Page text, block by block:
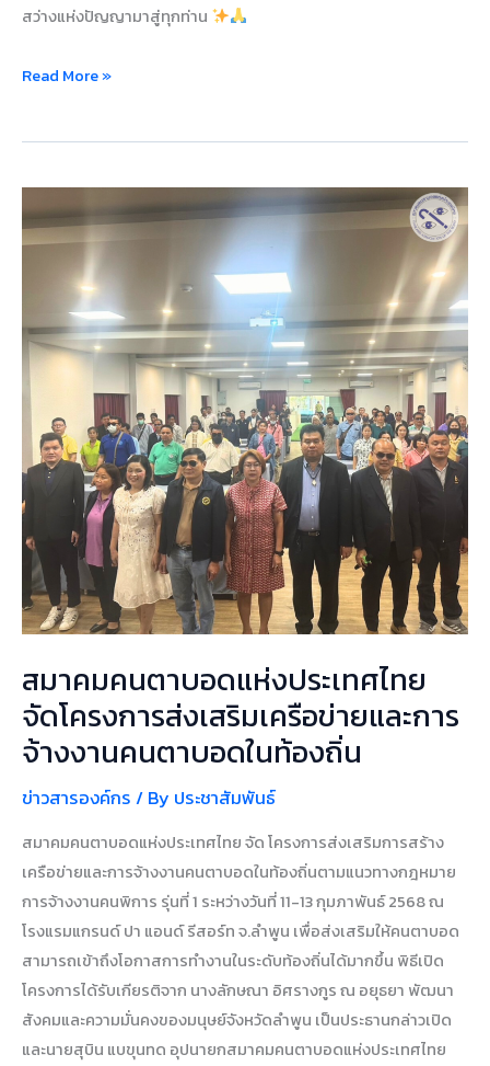
สว่างแห่งปัญญามาสู่ทุกท่าน
Read More »
สมาคมคนตาบอดแห่งประเทศไทย
จัดโครงการส่งเสริมเครือข่ายและการ
จ้างงานคนตาบอดในท้องถิ่น
ข่าวสารองค์กร / By ประชาสัมพันธ์
สมาคมคนตาบอดแห่งประเทศไทย จัด โครงการส่งเสริมการสร้าง
เครือข่ายและการจ้างงานคนตาบอดในท้องถิ่นตามแนวทางกฎหมาย
การจ้างงานคนพิการ รุ่นที่ 1 ระหว่างวันที่ 11-13 กุมภาพันธ์ 2568 ณ
โรงแรมแกรนด์ ปา แอนด์ รีสอร์ท จ.ลำพูน เพื่อส่งเสริมให้คนตาบอด
สามารถเข้าถึงโอกาสการทำงานในระดับท้องถิ่นได้มากขึ้น พิธีเปิด
โครงการได้รับเกียรติจาก นางลักษณา อิศรางกูร ณ อยุธยา พัฒนา
สังคมและความมั่นคงของมนุษย์จังหวัดลำพูน เป็นประธานกล่าวเปิด
และนายสุบิน แบขุนทด อุปนายกสมาคมคนตาบอดแห่งประเทศไทย
คน
ประเทศไทย
จัด
เสริม
เครือ
ข่าย
การ
จ้าง
งาน
ตาบอด
ใน
ท้อง
ถิ่น